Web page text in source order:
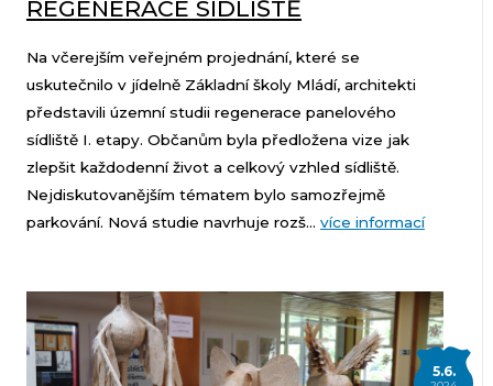
REGENERACE SÍDLIŠTĚ
Na včerejším veřejném projednání, které se
uskutečnilo v jídelně Základní školy Mládí, architekti
představili územní studii regenerace panelového
sídliště I. etapy. Občanům byla předložena vize jak
zlepšit každodenní život a celkový vzhled sídliště.
Nejdiskutovanějším tématem bylo samozřejmě
parkování. Nová studie navrhuje rozš... více informací
5.6.